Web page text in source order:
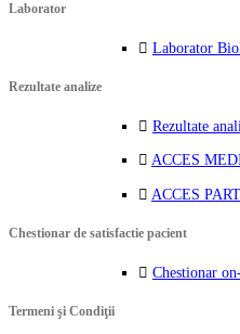
Laborator
Laborator
Rezultate analize
Rezultate
ACCES
ACCES
Chestionar de satisfactie pacient
Chestionar
Termeni şi Condiţii